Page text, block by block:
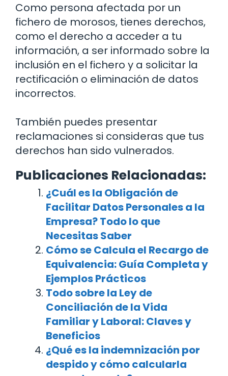
Como persona afectada por un
fichero de morosos, tienes derechos,
como el derecho a acceder a tu
información, a ser informado sobre la
inclusión en el fichero y a solicitar la
rectificación o eliminación de datos
incorrectos.
También puedes presentar
reclamaciones si consideras que tus
derechos han sido vulnerados.
Publicaciones Relacionadas:
¿Cuál es la Obligación de
Facilitar Datos Personales a la
Empresa? Todo lo que
Necesitas Saber
Cómo se Calcula el Recargo de
Equivalencia: Guía Completa y
Ejemplos Prácticos
Todo sobre la Ley de
Conciliación de la Vida
Familiar y Laboral: Claves y
Beneficios
¿Qué es la indemnización por
despido y cómo calcularla